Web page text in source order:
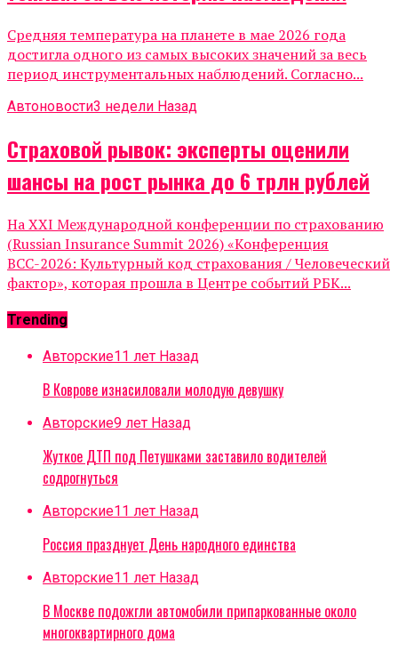
Средняя температура на планете в мае 2026 года
достигла одного из самых высоких значений за весь
период инструментальных наблюдений. Согласно...
Автоновости3 недели Назад
Страховой рывок: эксперты оценили
шансы на рост рынка до 6 трлн рублей
На XXI Международной конференции по страхованию
(Russian Insurance Summit 2026) «Конференция
ВСС-2026: Культурный код страхования / Человеческий
фактор», которая прошла в Центре событий РБК...
Trending
Авторские11 лет Назад
В Коврове изнасиловали молодую девушку
Авторские9 лет Назад
Жуткое ДТП под Петушками заставило водителей
содрогнуться
Авторские11 лет Назад
Россия празднует День народного единства
Авторские11 лет Назад
В Москве подожгли автомобили припаркованные около
многоквартирного дома